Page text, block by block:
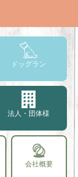
ドッグラン
法人・団体様
会社概要